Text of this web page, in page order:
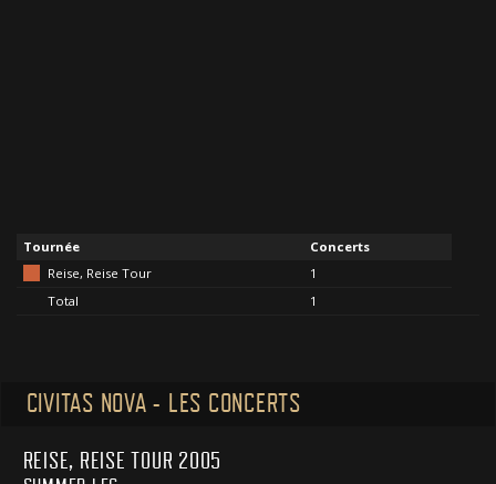
Tournée
Concerts
Reise, Reise Tour
1
Total
1
CIVITAS NOVA - LES CONCERTS
REISE, REISE TOUR 2005